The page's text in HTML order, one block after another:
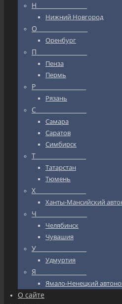
Н_________________
Нижний Новгород
О_________________
Оренбург
П_________________
Пенза
Пермь
Р_________________
Рязань
С_________________
Самара
Саратов
Симбирск
Т_________________
Татарстан
Тюмень
Х_________________
Ханты-Мансийский
Ч_________________
Челябинск
Чувашия
У_________________
Удмуртия
Я_________________
Ямало-Ненецкий
О сайте